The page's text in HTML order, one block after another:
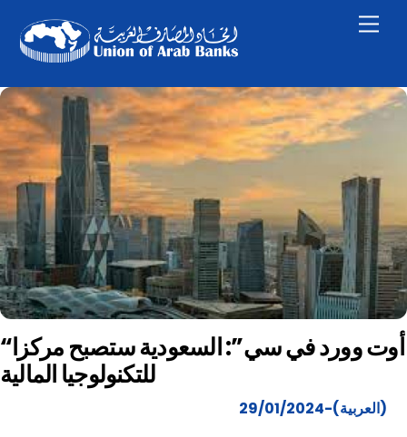
content
“أوت وورد في سي”: السعودية ستصبح مركزا
للتكنولوجيا المالية
(العربية)-29/01/2024